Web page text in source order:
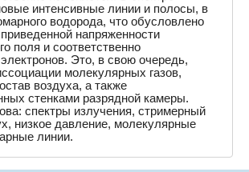
интенсивные линии и полосы, в
водорода, что обусловлено
напряженности
поля и соответственно
Это, в свою очередь,
молекулярных газов,
воздуха, а также
стенками разрядной камеры.
спектры излучения, стримерный
низкое давление, молекулярные
линии.